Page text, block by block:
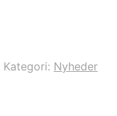
Kategori: Nyheder